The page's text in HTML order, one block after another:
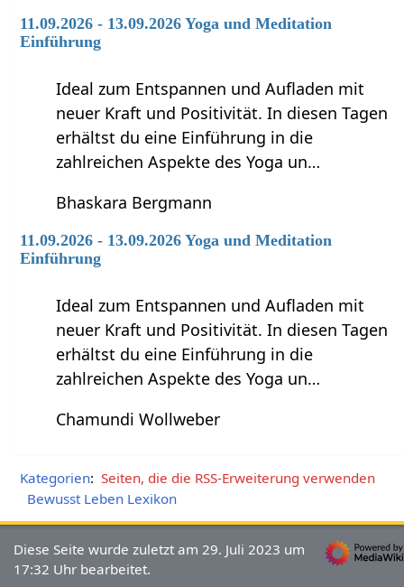
11.09.2026 - 13.09.2026 Yoga und Meditation
Einführung
Ideal zum Entspannen und Aufladen mit
neuer Kraft und Positivität. In diesen Tagen
erhältst du eine Einführung in die
zahlreichen Aspekte des Yoga un…
Bhaskara Bergmann
11.09.2026 - 13.09.2026 Yoga und Meditation
Einführung
Ideal zum Entspannen und Aufladen mit
neuer Kraft und Positivität. In diesen Tagen
erhältst du eine Einführung in die
zahlreichen Aspekte des Yoga un…
Chamundi Wollweber
Kategorien: Seiten, die die RSS-Erweiterung verwenden
Bewusst Leben Lexikon
Diese Seite wurde zuletzt am 29. Juli 2023 um
17:32 Uhr bearbeitet.